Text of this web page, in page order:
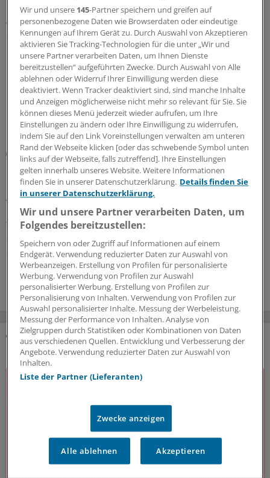
Urteil eines Arbeitsgerichts
Ärztin muss für in WhatsApp geteilte Diagnosen
Schadenersatz zahlen
Die Diagnose eines erkrankten Kollegen in einer Klinik-
internen Chatgruppe zu verbreiten ist nicht rechtens,
urteilt ein Arbeitsgericht. Und schon gar nicht mit der
Unterstellung, er simuliere nur.
15.07.2026
Urteil
EuGH: Aufsichtsbeschwerde gegen
Bewertungsplattform auch neben Klage zulässig
Ärzte, die sich gegen Benotungen auf einer
Bewertungsplattform wehren wollen, dürfen zweigleisig
fahren: Sich sowohl an die Datenschutzbehörde wenden
als auch vorm Gericht klagen. Der eine Weg schließt den
anderen laut EuGH nicht aus.
18.06.2026
DAS KÖNNTE SIE AUCH INTERESSIEREN
Wir und unsere 145-Partner speichern und greifen auf
personenbezogene Daten wie Browserdaten oder eindeutige
Kennungen auf Ihrem Gerät zu. Durch Auswahl von Akzeptieren
aktivieren Sie Tracking-Technologien für die unter „Wir und
unsere Partner verarbeiten Daten, um Ihnen Dienste
bereitzustellen“ aufgeführten Zwecke. Durch Auswahl von Alle
ablehnen oder Widerruf Ihrer Einwilligung werden diese
deaktiviert. Wenn Tracker deaktiviert sind, sind manche Inhalte
und Anzeigen möglicherweise nicht mehr so relevant für Sie. Sie
können dieses Menü jederzeit wieder aufrufen, um Ihre
Einstellungen zu ändern oder Ihre Einwilligung zu widerrufen,
indem Sie auf den Link Voreinstellungen verwalten am unteren
Rand der Webseite klicken [oder das schwebende Symbol unten
links auf der Webseite, falls zutreffend]. Ihre Einstellungen
gelten innerhalb unseres Website. Weitere Informationen
finden Sie in unserer Datenschutzerklärung. Details finden Sie
in unserer Datenschutzerklärung.
Wir und unsere Partner verarbeiten Daten, um
Folgendes bereitzustellen:
Speichern von oder Zugriff auf Informationen auf einem
Endgerät. Verwendung reduzierter Daten zur Auswahl von
Werbeanzeigen. Erstellung von Profilen für personalisierte
Werbung. Verwendung von Profilen zur Auswahl
personalisierter Werbung. Erstellung von Profilen zur
Personalisierung von Inhalten. Verwendung von Profilen zur
Auswahl personalisierter Inhalte. Messung der Werbeleistung.
Messung der Performance von Inhalten. Analyse von
Zielgruppen durch Statistiken oder Kombinationen von Daten
aus verschiedenen Quellen. Entwicklung und Verbesserung der
Angebote. Verwendung reduzierter Daten zur Auswahl von
Inhalten.
Liste der Partner (Lieferanten)
Zwecke anzeigen
Alle ablehnen Akzeptieren